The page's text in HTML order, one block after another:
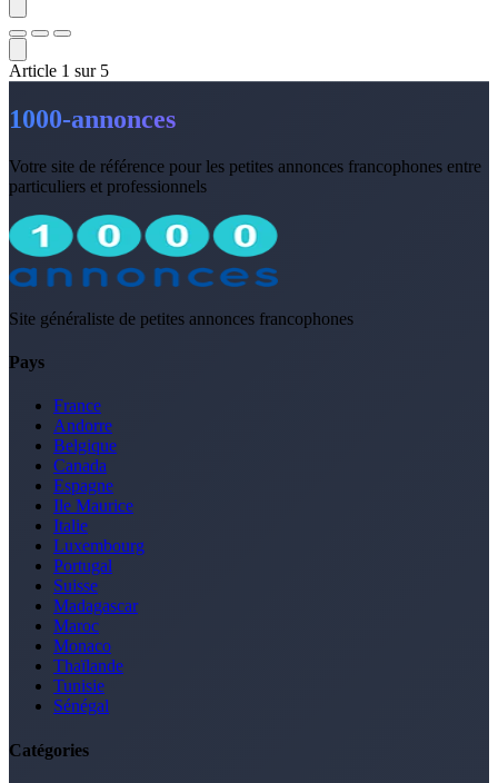
Article 1 sur 5
1000-annonces
Votre site de référence pour les petites annonces francophones entre
particuliers et professionnels
Site généraliste de petites annonces francophones
Pays
France
Andorre
Belgique
Canada
Espagne
Ile Maurice
Italie
Luxembourg
Portugal
Suisse
Madagascar
Maroc
Monaco
Thaïlande
Tunisie
Sénégal
Catégories